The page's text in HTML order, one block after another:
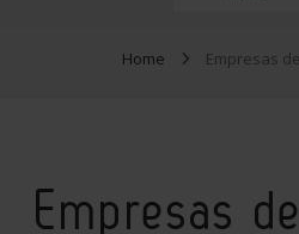
Home Empresas
Empresas